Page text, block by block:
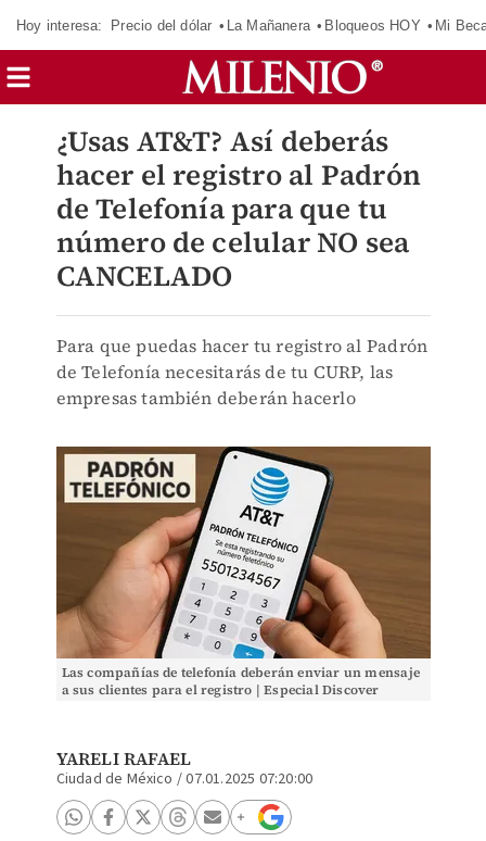
Hoy interesa: Precio del dólar La Mañanera Bloqueos HOY Mi
¿Usas AT&T? Así deberás
hacer el registro al Padrón
de Telefonía para que tu
número de celular NO sea
CANCELADO
Para que puedas hacer tu registro al Padrón
de Telefonía necesitarás de tu CURP, las
empresas también deberán hacerlo
Las compañías de telefonía deberán enviar un mensaje
a sus clientes para el registro | Especial Discover
YARELI RAFAEL
Ciudad de México /07.01.2025 07:20:00